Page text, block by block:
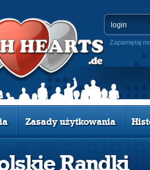
Zapamiętaj
Zasady użytkowania
Randki